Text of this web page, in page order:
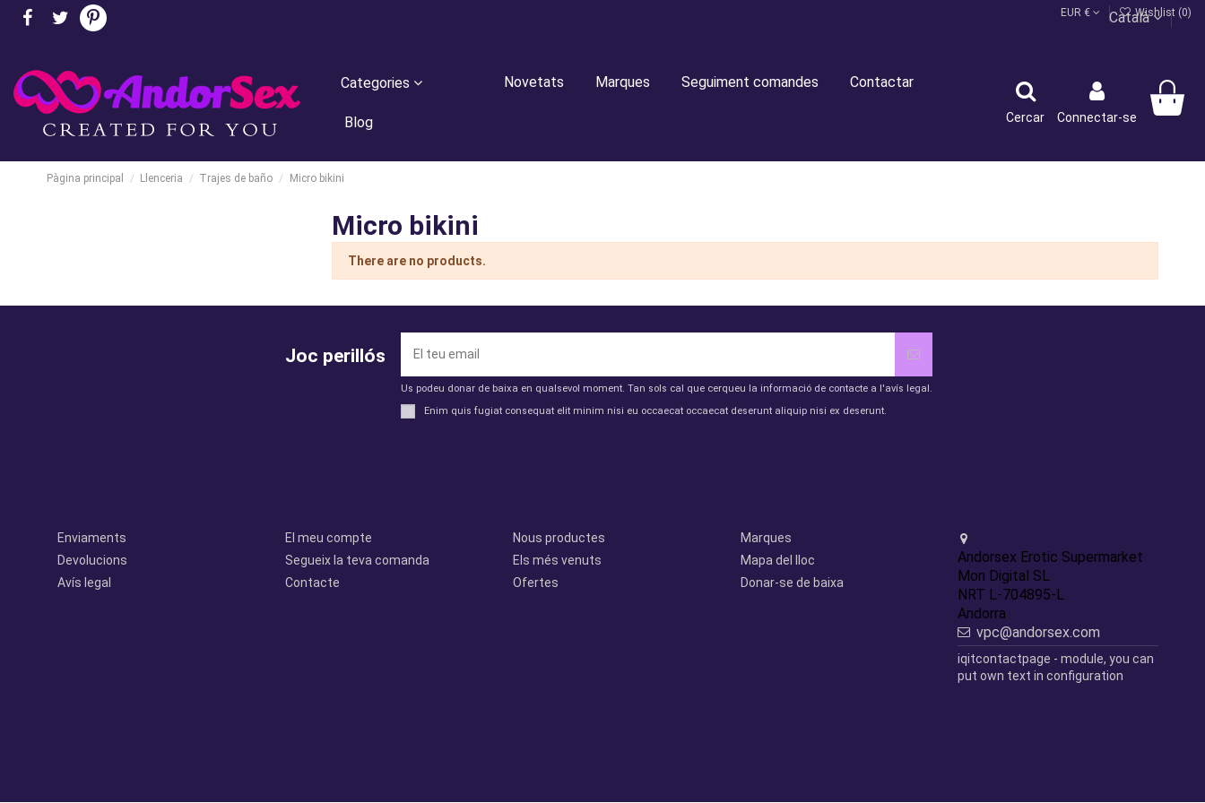
Català
EUR € Wishlist (0)
Categories Novetats Marques Seguiment comandes Contactar
Blog Cercar Connectar-se
Pàgina principal Llenceria Trajes de baño Micro bikini
Micro bikini
There are no products.
Joc perillós
Us podeu donar de baixa en qualsevol moment. Tan sols cal que cerqueu la informació de contacte a l'avís legal.
Enim quis fugiat consequat elit minim nisi eu occaecat occaecat deserunt aliquip nisi ex deserunt.
Enviaments
Devolucions
Avís legal
El meu compte
Segueix la teva comanda
Contacte
Nous productes
Els més venuts
Ofertes
Marques
Mapa del lloc
Donar-se de baixa
Andorsex Erotic Supermarket
Mon Digital SL
NRT L-704895-L
Andorra
vpc@andorsex.com
iqitcontactpage - module, you can
put own text in configuration